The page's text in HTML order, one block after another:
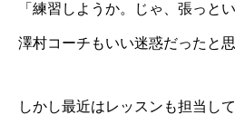
「練習しようか。じゃ、張っと
澤村コーチもいい迷惑だったと思
しかし最近はレッスンも担当して